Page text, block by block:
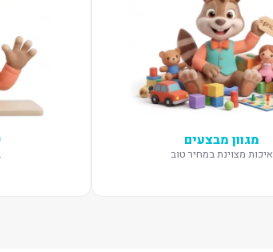
מגוון מבצעים
איכות מצוינת במחיר טוב